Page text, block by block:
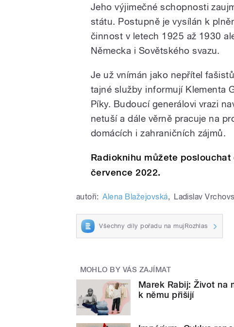
Jeho výjimečné schopnosti
státu. Postupně je vysílán k
činnost v letech 1925 až 1930
Německa i Sovětského svazu.
Je už vnímán jako nepřítel
tajné služby informují Klementa
Píky. Budoucí generálovi vrazi
netuší a dále věrně pracuje na
domácích i zahraničních zájmů.
Radioknihu můžete
července 2022.
autoři: Alena Blažejovská, Ladislav
Všechny díly pořadu na mujRozhlas
MOHLO BY VÁS ZAJÍMAT
Marek Rabij: Život na
k němu přišijí